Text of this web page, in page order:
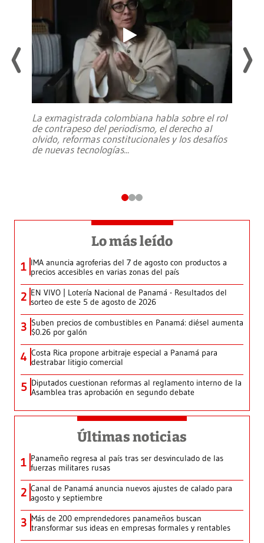
La exmagistrada colombiana habla sobre el rol
de contrapeso del periodismo, el derecho al
olvido, reformas constitucionales y los desafíos
de nuevas tecnologías...
Lo más leído
1 IMA anuncia agroferias del 7 de agosto con productos a
precios accesibles en varias zonas del país
2 EN VIVO | Lotería Nacional de Panamá - Resultados del
sorteo de este 5 de agosto de 2026
3 Suben precios de combustibles en Panamá: diésel aumenta
$0.26 por galón
4 Costa Rica propone arbitraje especial a Panamá para
destrabar litigio comercial
5 Diputados cuestionan reformas al reglamento interno de la
Asamblea tras aprobación en segundo debate
Últimas noticias
1 Panameño regresa al país tras ser desvinculado de las
fuerzas militares rusas
2 Canal de Panamá anuncia nuevos ajustes de calado para
agosto y septiembre
3 Más de 200 emprendedores panameños buscan
transformar sus ideas en empresas formales y rentables